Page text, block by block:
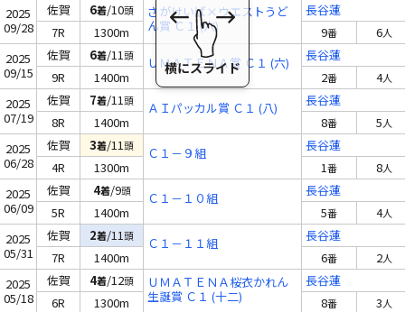
2025
09/28
佐賀 6着/10頭
さがけいば×ウエストうど
ん賞 Ｃ１ (六)
長谷蓮
7R
1300m 9番 6人
2025
09/15
佐賀 6着/11頭 ＵＭＡＴＥＮＡ賞 Ｃ１ (六)
長谷蓮
9R
1400m 2番 4人
2025
07/19
佐賀 7着/11頭 ＡＩパッカル賞 Ｃ１ (八)
長谷蓮
8R
1400m 8番 5人
2025
06/28
佐賀 3着/11頭 Ｃ１－９組
長谷蓮
4R
1300m 1番 8人
2025
06/09
佐賀 4着/9頭 Ｃ１－１０組
長谷蓮
5R
1400m 5番 4人
2025
05/31
佐賀 2着/11頭 Ｃ１－１１組
長谷蓮
7R
1400m 6番 2人
2025
05/18
佐賀 4着/12頭
ＵＭＡＴＥＮＡ桜衣かれん
生誕賞 Ｃ１ (十二)
長谷蓮
6R
1300m 8番 3人